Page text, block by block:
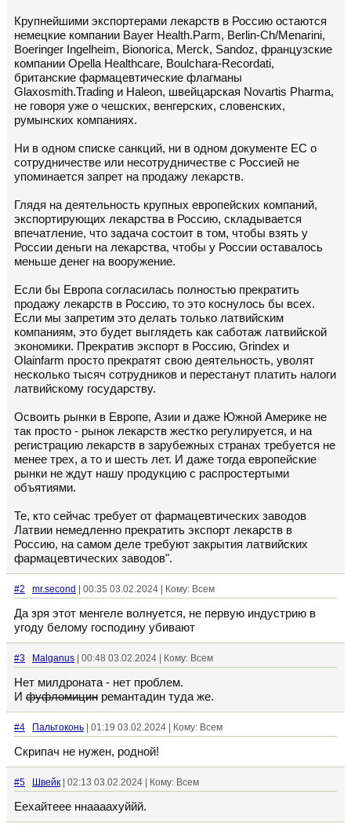
Крупнейшими экспортерами лекарств в Россию остаются
немецкие компании Bayer Health.Parm, Berlin-Ch/Menarini,
Boeringer Ingelheim, Bionorica, Merck, Sandoz, французские
компании Opella Healthcare, Boulchara-Recordati,
британские фармацевтические флагманы
Glaxosmith.Trading и Haleon, швейцарская Novartis Pharma,
не говоря уже о чешских, венгерских, словенских,
румынских компаниях.
Ни в одном списке санкций, ни в одном документе ЕС о
сотрудничестве или несотрудничестве с Россией не
упоминается запрет на продажу лекарств.
Глядя на деятельность крупных европейских компаний,
экспортирующих лекарства в Россию, складывается
впечатление, что задача состоит в том, чтобы взять у
России деньги на лекарства, чтобы у России оставалось
меньше денег на вооружение.
Если бы Европа согласилась полностью прекратить
продажу лекарств в Россию, то это коснулось бы всех.
Если мы запретим это делать только латвийским
компаниям, это будет выглядеть как саботаж латвийской
экономики. Прекратив экспорт в Россию, Grindex и
Olainfarm просто прекратят свою деятельность, уволят
несколько тысяч сотрудников и перестанут платить налоги
латвийскому государству.
Освоить рынки в Европе, Азии и даже Южной Америке не
так просто - рынок лекарств жестко регулируется, и на
регистрацию лекарств в зарубежных странах требуется не
менее трех, а то и шесть лет. И даже тогда европейские
рынки не ждут нашу продукцию с распростертыми
объятиями.
Те, кто сейчас требует от фармацевтических заводов
Латвии немедленно прекратить экспорт лекарств в
Россию, на самом деле требуют закрытия латвийских
фармацевтических заводов".
#2 mr.second | 00:35 03.02.2024 | Кому: Всем
Да зря этот менгеле волнуется, не первую индустрию в
угоду белому господину убивают
#3 Malganus | 00:48 03.02.2024 | Кому: Всем
Нет милдроната - нет проблем.
И фуфломицин ремантадин туда же.
#4 Пальтоконь | 01:19 03.02.2024 | Кому: Всем
Скрипач не нужен, родной!
#5 Швейк | 02:13 03.02.2024 | Кому: Всем
Еехайтеее ннаааахуййй.